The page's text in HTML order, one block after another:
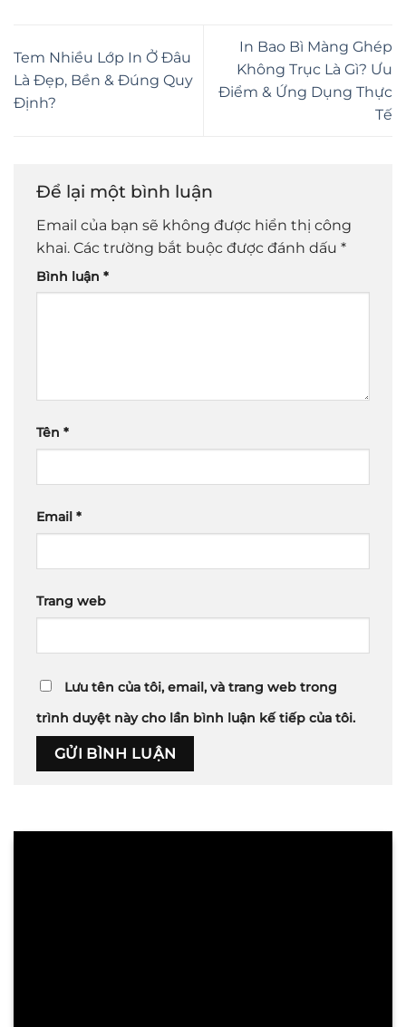
Tem Nhiều Lớp In Ở Đâu
Là Đẹp, Bền & Đúng Quy
Định?
In Bao Bì Màng Ghép
Không Trục Là Gì? Ưu
Điểm & Ứng Dụng Thực
Tế
Để lại một bình luận
Email của bạn sẽ không được hiển thị công
khai. Các trường bắt buộc được đánh dấu *
Bình luận *
Tên *
Email *
Trang web
Lưu tên của tôi, email, và trang web trong
trình duyệt này cho lần bình luận kế tiếp của tôi.